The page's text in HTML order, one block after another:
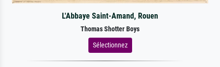
L'Abbaye Saint-Amand, Rouen
Thomas Shotter Boys
Sélectionnez